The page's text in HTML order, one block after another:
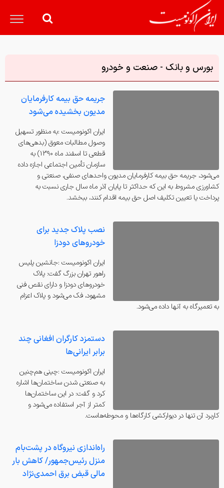
بورس و بانک - صنعت و خودرو
جریمه حق بیمه کارفرمایان
مدیون بخشیده می‌شود
ايران اكونوميست :به منظور تسهیل
وصول مطالبات معوق (بدهی‌های
قطعی تا اسفند ماه ۱۳۹۰) به
سازمان تأمین اجتماعی اجازه داده
می‌شود، جریمه حق بیمه کارفرمایان مدیون واحدهای صنفی، صنعتی و
کشاورزی مشروط به این که حداکثر تا پایان آذر ماه سال جاری نسبت به
پرداخت یا تعیین تکلیف اصل حق بیمه اقدام کنند، ‌ببخشد.
نصب پلاک جدید برای
خودروهای دودزا
ايران اكونوميست :جانشین پلیس
راهور تهران بزرگ گفت: پلاک
خودروهای دودزا و دارای نقص فنی
مشهود، فک می‌شود و پلاک اعزام
به تعمیرگاه به آنها داده می‌شود.
دستمزد کارگران افغانی چند
برابر ایرانی‌ها
ايران اكونوميست :چینی هم‌چنین
به صنعتی شدن ساختمان‌ها اشاره
کرد و گفت: در این ساختمان‌ها
کمتر از آجر استفاده می‌شود و
کاربرد آن تنها در دیوارکشی کارگاه‌ها و محوطه‌هاست.
راه‌اندازی نیروگاه در پشت‌بام
منزل رئیس‌جمهور/ کاهش بار
مالی قبض برق احمدی‌نژاد